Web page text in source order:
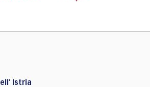
Istria